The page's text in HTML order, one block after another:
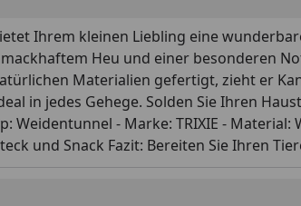
Ihrem kleinen Liebling eine
Heu und einer besonderen
Materialien gefertigt, zieht er
in jedes Gehege. Solden Sie Ihren
- Marke: TRIXIE - Material:
und Snack Fazit: Bereiten Sie Ihren